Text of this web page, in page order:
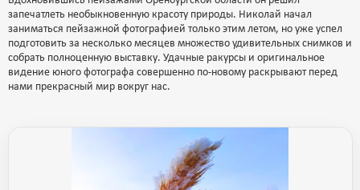
запечатлеть необыкновенную красоту природы. Николай начал
заниматься пейзажной фотографией только этим летом, но уже успел
подготовить за несколько месяцев множество удивительных снимков и
собрать полноценную выставку. Удачные ракурсы и оригинальное
видение юного фотографа совершенно по-новому раскрывают перед
нами прекрасный мир вокруг нас.